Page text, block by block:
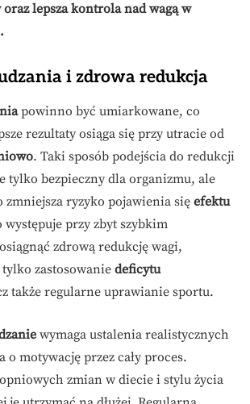
lepsza kontrola nad wagą w
i zdrowa redukcja
powinno być umiarkowane, co
rezultaty osiąga się przy utracie od
. Taki sposób podejścia do redukcji
tylko bezpieczny dla organizmu, ale
zmniejsza ryzyko pojawienia się efektu
występuje przy zbyt szybkim
zdrową redukcję wagi,
zastosowanie deficytu
także regularne uprawianie sportu.
wymaga ustalenia realistycznych
o motywację przez cały proces.
zmian w diecie i stylu życia